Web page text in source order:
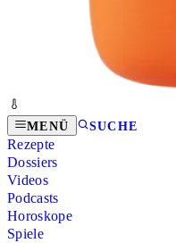
MENÜ SUCHE
Rezepte
Dossiers
Videos
Podcasts
Horoskope
Spiele